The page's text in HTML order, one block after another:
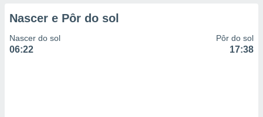
de
1199
Nascer e Pôr do sol
Nascer do sol
06:22
Pôr do sol
17:38